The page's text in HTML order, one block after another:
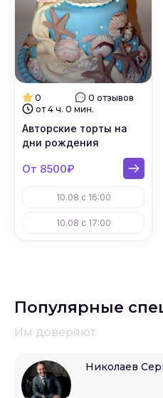
0
0 отзывов
от 4 ч. 0 мин.
Авторские торты на
дни рождения
От 8500₽
10.08 с 16:00
10.08 с 17:00
Популярные
Им доверяют
Николаев